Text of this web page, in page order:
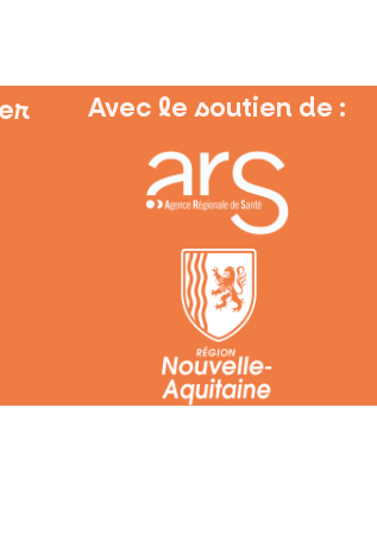
Avec le soutien de :